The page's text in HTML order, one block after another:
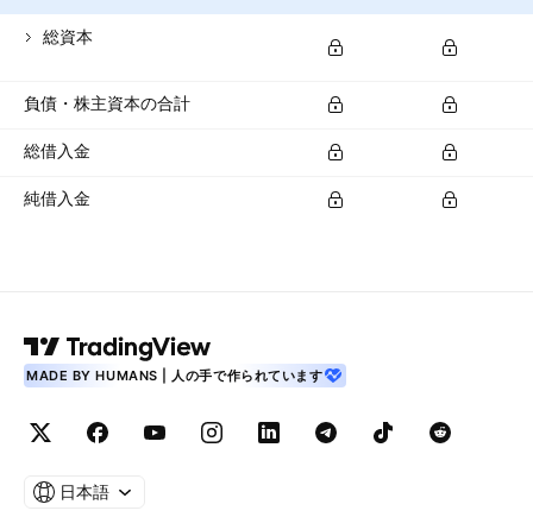
総資本
負債・株主資本の合計
総借入金
純借入金
MADE BY HUMANS | 人の手で作られています
日本語